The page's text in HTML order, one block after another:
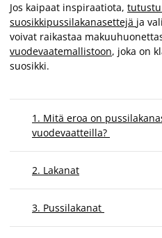
Jos kaipaat inspiraatiota,
suosikkipussilakanasettejä ja
voivat raikastaa
vuodevaatemallistoon, joka on
suosikki.
1. Mitä eroa on
vuodevaatteilla?
2. Lakanat
3. Pussilakanat